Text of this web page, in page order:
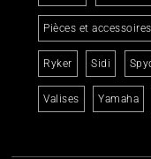
Pièces et accessoires
Ryker Sidi
Valises Yamaha